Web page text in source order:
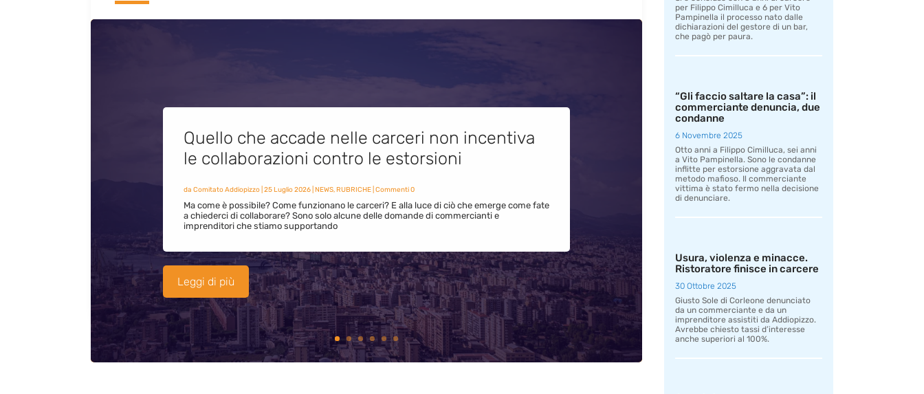
Quello che accade nelle carceri non incentiva
le collaborazioni contro le estorsioni
da Comitato Addiopizzo| 25 Luglio 2026| NEWS,RUBRICHE| Commenti 0
Ma come è possibile? Come funzionano le carceri? E alla luce di ciò che emerge come fate
a chiederci di collaborare? Sono solo alcune delle domande di commercianti e
imprenditori che stiamo supportando
Leggi di più
per Filippo Cimilluca e 6 per Vito
Pampinella il processo nato dalle
dichiarazioni del gestore di un bar,
che pagò per paura.
“Gli faccio saltare la casa”: il
commerciante denuncia, due
condanne
6 Novembre 2025
Otto anni a Filippo Cimilluca, sei anni
a Vito Pampinella. Sono le condanne
inflitte per estorsione aggravata dal
metodo mafioso. Il commerciante
vittima è stato fermo nella decisione
di denunciare.
Usura, violenza e minacce.
Ristoratore finisce in carcere
30 Ottobre 2025
Giusto Sole di Corleone denunciato
da un commerciante e da un
imprenditore assistiti da Addiopizzo.
Avrebbe chiesto tassi d’interesse
anche superiori al 100%.